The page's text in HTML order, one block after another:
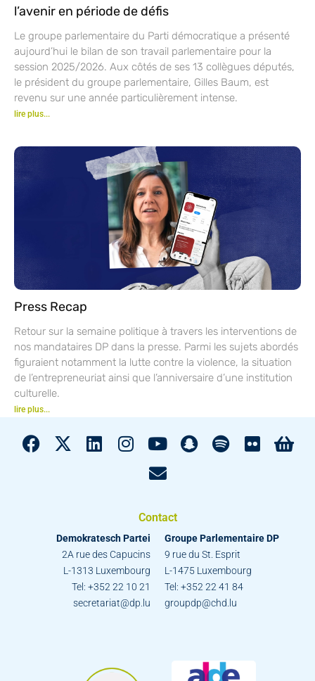
l’avenir en période de défis
Le groupe parlementaire du Parti démocratique a présenté
aujourd’hui le bilan de son travail parlementaire pour la
session 2025/2026. Aux côtés de ses 13 collègues députés,
le président du groupe parlementaire, Gilles Baum, est
revenu sur une année particulièrement intense.
lire plus...
Press Recap
Retour sur la semaine politique à travers les interventions de
nos mandataires DP dans la presse. Parmi les sujets abordés
figuraient notamment la lutte contre la violence, la situation
de l’entrepreneuriat ainsi que l’anniversaire d’une institution
culturelle.
lire plus...
Contact
Demokratesch Partei
2A rue des Capucins
L-1313 Luxembourg
Tel: +352 22 10 21
secretariat@dp.lu
Groupe Parlementaire DP
9 rue du St. Esprit
L-1475 Luxembourg
Tel: +352 22 41 84
groupdp@chd.lu